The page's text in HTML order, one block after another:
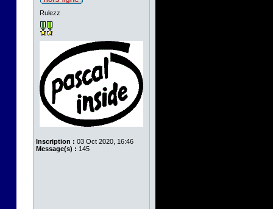
Rulezz
Inscription : 03 Oct 2020, 16:46
Message(s) : 145